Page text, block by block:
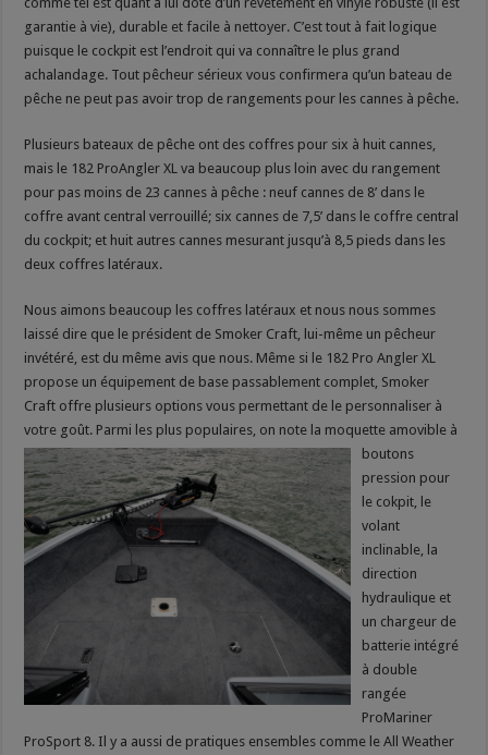
garantie à vie), durable et facile à nettoyer. C’est tout à fait logique
puisque le cockpit est l’endroit qui va connaître le plus grand
achalandage. Tout pêcheur sérieux vous confirmera qu’un bateau de
pêche ne peut pas avoir trop de rangements pour les cannes à pêche.
Plusieurs bateaux de pêche ont des coffres pour six à huit cannes,
mais le 182 ProAngler XL va beaucoup plus loin avec du rangement
pour pas moins de 23 cannes à pêche : neuf cannes de 8’ dans le
coffre avant central verrouillé; six cannes de 7,5’ dans le coffre central
du cockpit; et huit autres cannes mesurant jusqu’à 8,5 pieds dans les
deux coffres latéraux.
Nous aimons beaucoup les coffres latéraux et nous nous sommes
laissé dire que le président de Smoker Craft, lui-même un pêcheur
invétéré, est du même avis que nous. Même si le 182 Pro Angler XL
propose un équipement de base passablement complet, Smoker
Craft offre plusieurs options vous permettant de le personnaliser à
votre goût. Parmi les plus populaires, on note la moquette amovible à
boutons
pression pour
le cokpit, le
volant
inclinable, la
direction
hydraulique et
un chargeur de
batterie intégré
à double
rangée
ProMariner
ProSport 8. Il y a aussi de pratiques ensembles comme le All Weather